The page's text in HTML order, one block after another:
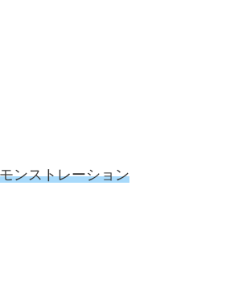
ンストレーション